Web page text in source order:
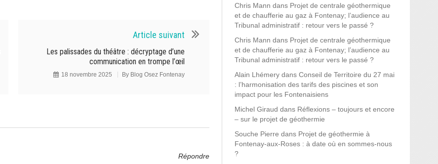
Article suivant
Les palissades du théâtre : décryptage d’une
communication en trompe l’œil
18 novembre 2025 By Blog Osez Fontenay
Répondre
Chris Mann dans Projet de centrale géothermique
et de chaufferie au gaz à Fontenay; l’audience au
Tribunal administratif : retour vers le passé ?
Chris Mann dans Projet de centrale géothermique
et de chaufferie au gaz à Fontenay; l’audience au
Tribunal administratif : retour vers le passé ?
Alain Lhémery dans Conseil de Territoire du 27 mai
: l’harmonisation des tarifs des piscines et son
impact pour les Fontenaisiens
Michel Giraud dans Réflexions – toujours et encore
– sur le projet de géothermie
Souche Pierre dans Projet de géothermie à
Fontenay-aux-Roses : à date où en sommes-nous
?